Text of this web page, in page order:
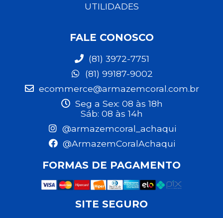
UTILIDADES
FALE CONOSCO
(81) 3972-7751
(81) 99187-9002
ecommerce@armazemcoral.com.br
Seg a Sex: 08 às 18h
Sáb: 08 às 14h
@armazemcoral_achaqui
@ArmazemCoralAchaqui
FORMAS DE PAGAMENTO
SITE SEGURO